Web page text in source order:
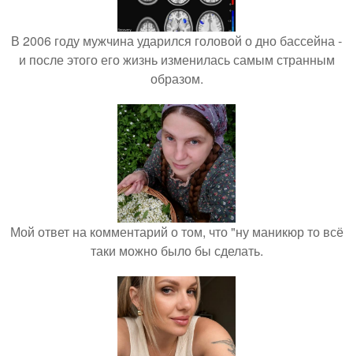
В 2006 году мужчина ударился головой о дно бассейна -
и после этого его жизнь изменилась самым странным
образом.
Мой ответ на комментарий о том, что "ну маникюр то всё
таки можно было бы сделать.